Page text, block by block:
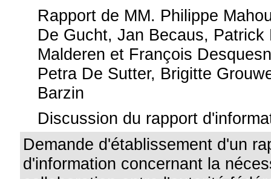
Rapport de MM. Philippe
De Gucht, Jan Becaus, Patrick
Malderen et François
Petra De Sutter, Brigitte
Barzin
Discussion du rapport
Demande d'établissement d'un
d'information concernant la